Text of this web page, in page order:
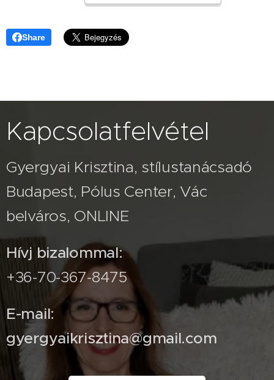
Share
Kapcsolatfelvétel
Gyergyai Krisztina, stílustanácsadó
Budapest, Pólus Center, Vác
belváros, ONLINE
Hívj bizalommal:
+36-70-367-8475
E-mail:
gyergyaikrisztina@gmail.com